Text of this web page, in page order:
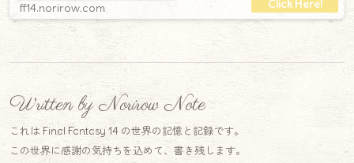
ff14.norirow.com
Written by Norirow Note
これは Final Fantasy 14 の世界の記憶と記録です。
この世界に感謝の気持ちを込めて、書き残します。